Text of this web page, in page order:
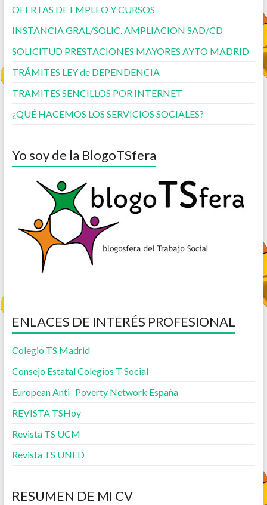
OFERTAS DE EMPLEO Y CURSOS
INSTANCIA GRAL/SOLIC. AMPLIACION SAD/CD
SOLICITUD PRESTACIONES MAYORES AYTO MADRID
TRÁMITES LEY de DEPENDENCIA
TRAMITES SENCILLOS POR INTERNET
¿QUÉ HACEMOS LOS SERVICIOS SOCIALES?
Yo soy de la BlogoTSfera
ENLACES DE INTERÉS PROFESIONAL
Colegio TS Madrid
Consejo Estatal Colegios T Social
European Anti- Poverty Network España
REVISTA TSHoy
Revista TS UCM
Revista TS UNED
RESUMEN DE MI CV